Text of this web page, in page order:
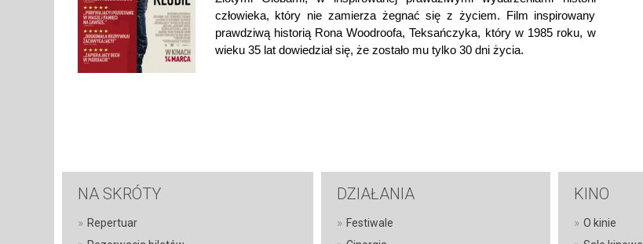
człowieka, który nie zamierza żegnać się z życiem. Film inspirowany
prawdziwą historią Rona Woodroofa, Teksańczyka, który w 1985 roku, w
wieku 35 lat dowiedział się, że zostało mu tylko 30 dni życia.
NA SKRÓTY
» Repertuar
DZIAŁANIA
» Festiwale
KINO
» O kinie